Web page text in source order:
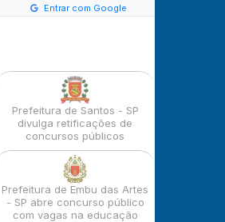
Entrar com Google
Prefeitura de Santos - SP
divulga retificações de
concursos públicos
Prefeitura de Embu das Artes
- SP abre concurso público
com vagas na educação